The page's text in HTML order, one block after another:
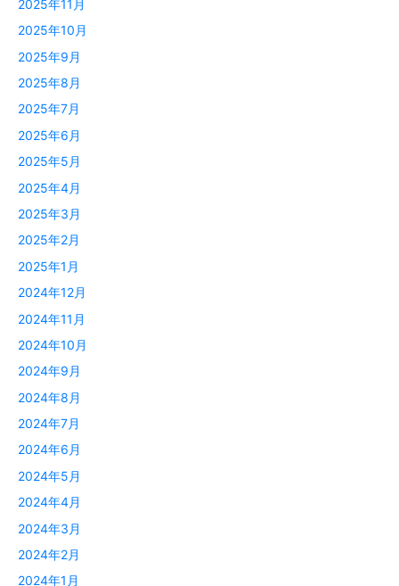
2025年11月
2025年10月
2025年9月
2025年8月
2025年7月
2025年6月
2025年5月
2025年4月
2025年3月
2025年2月
2025年1月
2024年12月
2024年11月
2024年10月
2024年9月
2024年8月
2024年7月
2024年6月
2024年5月
2024年4月
2024年3月
2024年2月
2024年1月